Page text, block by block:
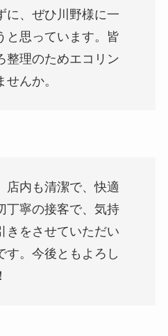
に、ぜひ川野様に一
と思っています。皆
整理のためエコリン
んか。
店内も清潔で、快適
丁寧の接客で、気持
きをさせていただい
す。今後ともよろし